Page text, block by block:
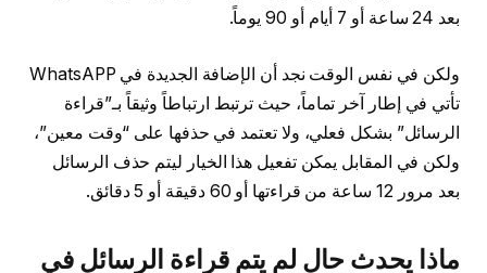
بعد 24 ساعة أو 7 أيام أو 90 يوماً.
ولكن في نفس الوقت نجد أن الإضافة الجديدة في WhatsAPP
تأتي في إطار آخر تماماً، حيث ترتبط ارتباطاً وثيقاً بـ”قراءة
الرسائل” بشكل فعلي، ولا تعتمد في حذفها على “وقت معين”،
ولكن في المقابل يمكن تفعيل هذا الخيار ليتم حذف الرسائل
بعد مرور 12 ساعة من قراءتها أو 60 دقيقة أو 5 دقائق.
ماذا يحدث حال لم يتم قراءة الرسائل في